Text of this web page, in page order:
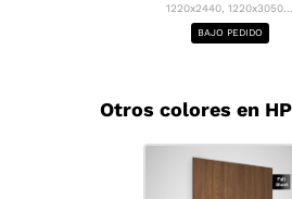
1220x2440, 1220x3050...
BAJO PEDIDO
Otros colores en